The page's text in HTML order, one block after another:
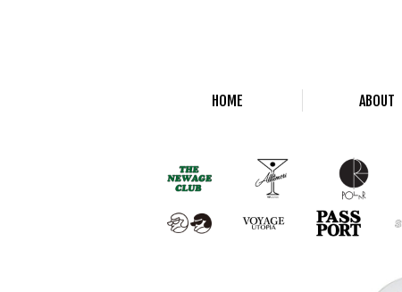
HOME ABOUT